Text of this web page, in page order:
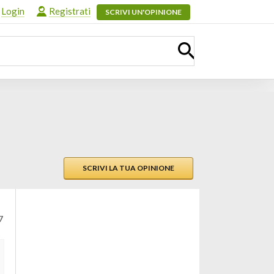
Login Registrati SCRIVI UN'OPINIONE
SCRIVI LA TUA OPINIONE